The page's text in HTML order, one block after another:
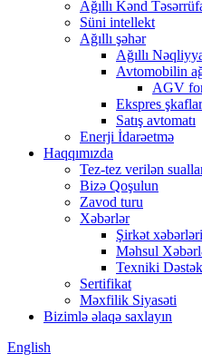
Ağıllı Kənd
Süni intellekt
Ağıllı şəhər
Ağıllı
Avtomobilin
AGV
Ekspres şkaflar
Satış avtomatı
Enerji İdarəetmə
Haqqımızda
Tez-tez verilən
Bizə Qoşulun
Zavod turu
Xəbərlər
Şirkət xəbərləri
Məhsul
Texniki Dəstək
Sertifikat
Məxfilik Siyasəti
Bizimlə əlaqə saxlayın
English